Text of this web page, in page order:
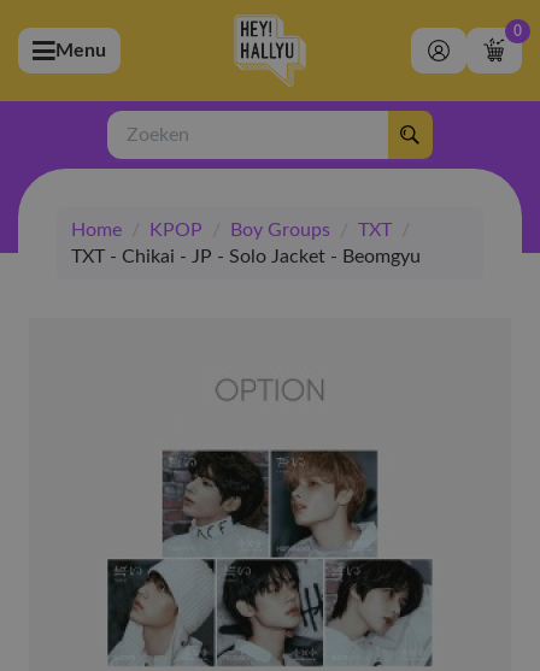
(Artiesten)
(Merchandise)
(Exclusive)
(Winkel)
Menu
0
Zoeken
Home / KPOP / Boy Groups / TXT
/
TXT - Chikai - JP - Solo Jacket - Beomgyu